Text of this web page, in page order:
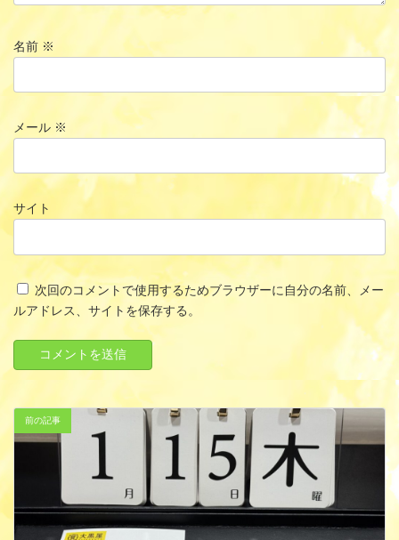
名前 ※
メール ※
サイト
次回のコメントで使用するためブラウザーに自分の名前、メー
ルアドレス、サイトを保存する。
前の記事